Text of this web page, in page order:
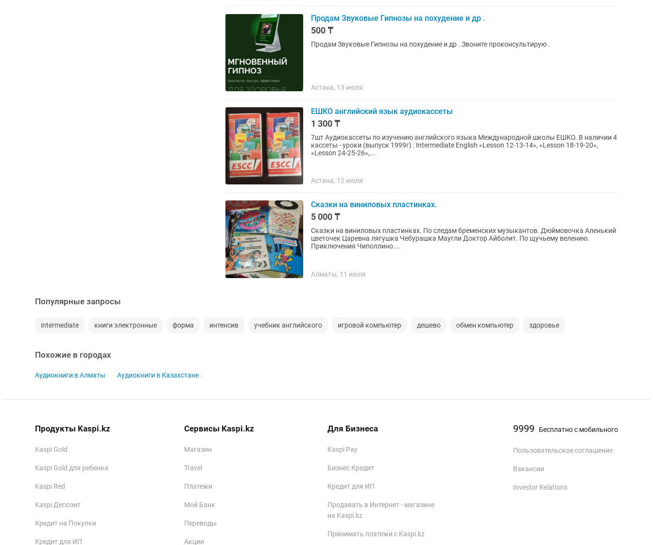
Продам Звуковые Гипнозы на похудение и др .
500 ₸
Продам Звуковые Гипнозы на похудение и др . Звоните проконсультирую .
Астана, 13 июля
ЕШКО английский язык аудиокассеты
1 300 ₸
7шт Аудиокассеты по изучению английского языка Международной школы ЕШКО. В наличии 4
кассеты - уроки (выпуск 1999г) : Intermediate English «Lesson 12-13-14», «Lesson 18-19-20»,
«Lesson 24-25-26»,...
Астана, 12 июля
Сказки на виниловых пластинках.
5 000 ₸
Сказки на виниловых пластинках. По следам бременских музыкантов. Дюймовочка Аленький
цветочек Царевна лягушка Чебурашка Маугли Доктор Айболит. По щучьему велению.
Приключения Чиполлино....
Алматы, 11 июля
Популярные запросы
intermediate книги электронные форма интенсив учебник английского игровой компьютер дешево обмен компьютер здоровье
Похожие в городах
Аудиокниги в Алматы Аудиокниги в Казахстане
Продукты Kaspi.kz
Kaspi Gold
Kaspi Gold для ребенка
Kaspi Red
Kaspi Депозит
Кредит на Покупки
Кредит для ИП
Сервисы Kaspi.kz
Магазин
Travel
Платежи
Мой Банк
Переводы
Акции
Для Бизнеса
Kaspi Pay
Бизнес Кредит
Кредит для ИП
Продавать в Интернет - магазине
на Kaspi.kz
Принимать платежи с Kaspi.kz
9999 Бесплатно с мобильного
Пользовательское соглашение
Вакансии
Investor Relations